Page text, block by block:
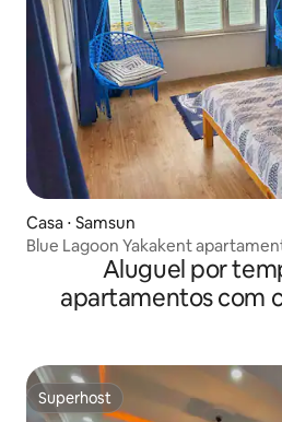
Casa ⋅ Samsun
Blue Lagoon Yakakent
Aluguel por
apartamentos com
Superhost
Superhost